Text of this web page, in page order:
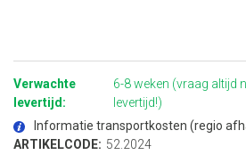
naar
begin
van
de
afbeeldingen-
gallerij
Verwachte
levertijd:
6-8 weken (vraag altijd
levertijd!)
Informatie transportkosten (regio
ARTIKELCODE: 52.2024